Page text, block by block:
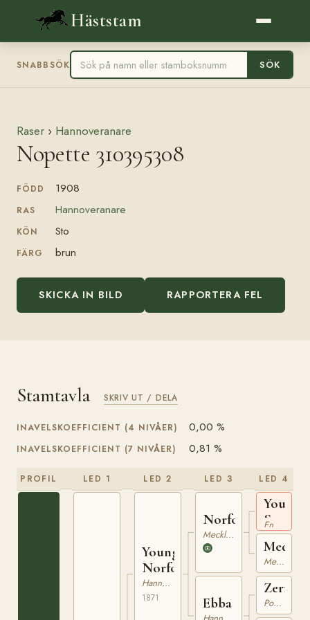
Häststam
SNABBSÖK SÖK
Raser › Hannoveranare
Nopette 310395308
FÖDD 1908
RAS Hannoveranare
KÖN Sto
FÄRG brun
SKICKA IN BILD RAPPORTERA FEL
Stamtavla SKRIV UT / DELA
INAVELSKOEFFICIENT (4 NIVÅER) 0,00 %
INAVELSKOEFFICIENT (7 NIVÅER) 0,81 %
PROFIL LED 1 LED 2
Young
Norfolk
Hannoveranare
1871
LED 3
Norfolk
Mecklenburgare
Ebba
LED 4
Young
xx
Medusa
Mecklenburgare
Pommerskt Varmblod